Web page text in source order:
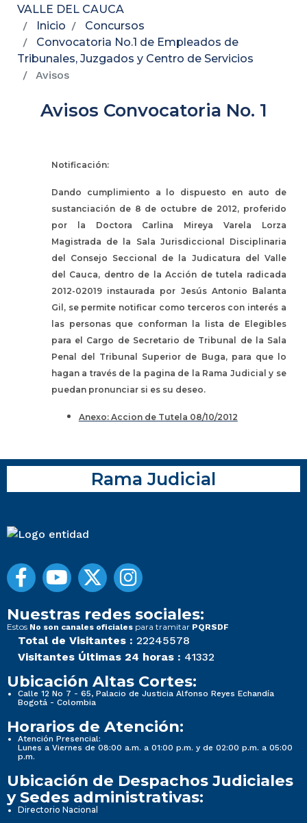
VALLE DEL CAUCA
Inicio
Concursos
Convocatoria No.1 de Empleados de
Tribunales, Juzgados y Centro de Servicios
Avisos
Avisos Convocatoria No. 1
Notificación:
Dando cumplimiento a lo dispuesto en auto de
sustanciación de 8 de octubre de 2012, proferido
por la Doctora Carlina Mireya Varela Lorza
Magistrada de la Sala Jurisdiccional Disciplinaria
del Consejo Seccional de la Judicatura del Valle
del Cauca, dentro de la Acción de tutela radicada
2012-02019 instaurada por Jesús Antonio Balanta
Gil, se permite notificar como terceros con interés a
las personas que conforman la lista de Elegibles
para el Cargo de Secretario de Tribunal de la Sala
Penal del Tribunal Superior de Buga, para que lo
hagan a través de la pagina de la Rama Judicial y se
puedan pronunciar si es su deseo.
Anexo: Accion de Tutela 08/10/2012
Rama Judicial
Nuestras redes sociales:
Estos No son canales oficiales para tramitar PQRSDF
Total de Visitantes : 22245578
Visitantes Últimas 24 horas : 41332
Ubicación Altas Cortes:
Calle 12 No 7 - 65, Palacio de Justicia Alfonso Reyes Echandía
Bogotá - Colombia
Horarios de Atención:
Atención Presencial:
Lunes a Viernes de 08:00 a.m. a 01:00 p.m. y de 02:00 p.m. a 05:00
p.m.
Ubicación de Despachos Judiciales
y Sedes administrativas:
Directorio Nacional